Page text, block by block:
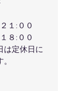
１:００
:００
定休日に